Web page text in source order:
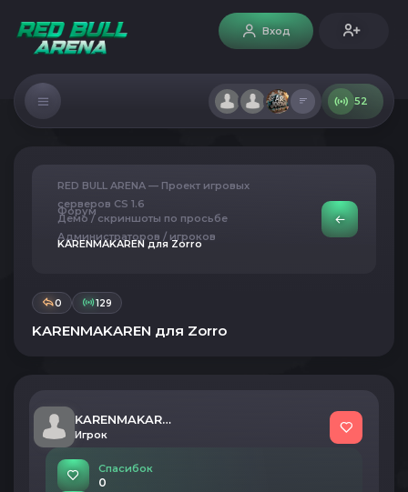
Вход
52
RED BULL ARENA — Проект игровых
серверов CS 1.6
Форум
Демо / скриншоты по просьбе
Администраторов / игроков
KARENMAKAREN для Zorro
0 129
KARENMAKAREN для Zorro
KARENMAKAREN
Игрок
Спасибок
0